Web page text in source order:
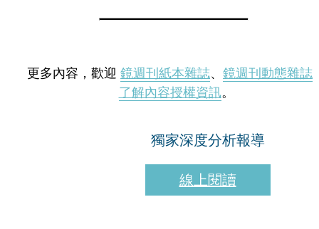
更多內容，歡迎 鏡週刊紙本雜誌、 鏡週刊動態雜誌
了解內容授權資訊。
獨家深度分析報導
線上閱讀